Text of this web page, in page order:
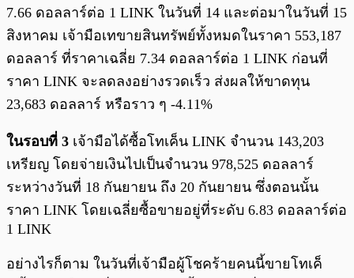
7.66 ดอลลาร์ต่อ 1 LINK ในวันที่ 14 และต่อมาในวันที่ 15
สิงหาคม เจ้ามือเทขายสินทรัพย์ทั้งหมดในราคา 553,187
ดอลลาร์ ที่ราคาเฉลี่ย 7.34 ดอลลาร์ต่อ 1 LINK ก่อนที่
ราคา LINK จะลดลงอย่างรวดเร็ว ส่งผลให้ขาดทุน
23,683 ดอลลาร์ หรือราว ๆ -4.11%
ในรอบที่ 3 เจ้ามือได้ซื้อโทเค็น LINK จำนวน 143,203
เหรียญ โดยจ่ายเงินไปเป็นจำนวน 978,525 ดอลลาร์
ระหว่างวันที่ 18 กันยายน ถึง 20 กันยายน ซึ่งตอนนั้น
ราคา LINK โดยเฉลี่ยซื้อขายอยู่ที่ระดับ 6.83 ดอลลาร์ต่อ
1 LINK
อย่างไรก็ตาม ในวันที่เจ้ามือผู้โชคร้ายคนนี้ขายโทเค็